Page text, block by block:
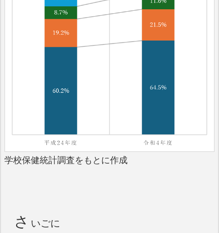
学校保健統計調査をもとに作成
さ いごに